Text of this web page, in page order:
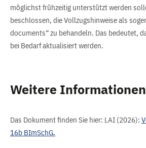
möglichst frühzeitig unterstützt werden
beschlossen, die Vollzugshinweise als
documents“ zu behandeln. Das bedeutet,
bei Bedarf aktualisiert werden.
Weitere
Das Dokument finden Sie hier: LAI (2026):
16b BImSchG.